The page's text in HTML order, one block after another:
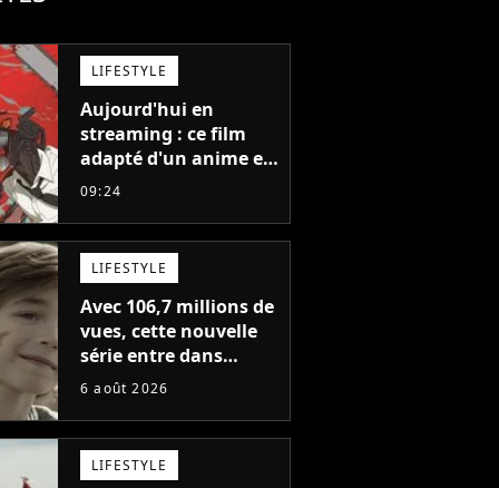
LIFESTYLE
Aujourd'hui en
streaming : ce film
adapté d'un anime et
noté 98% est à voir
vous ne comprendrez
plus la série
09:24
LIFESTYLE
Avec 106,7 millions de
vues, cette nouvelle
série entre dans
l'histoire de Netflix en
6 août 2026
LIFESTYLE